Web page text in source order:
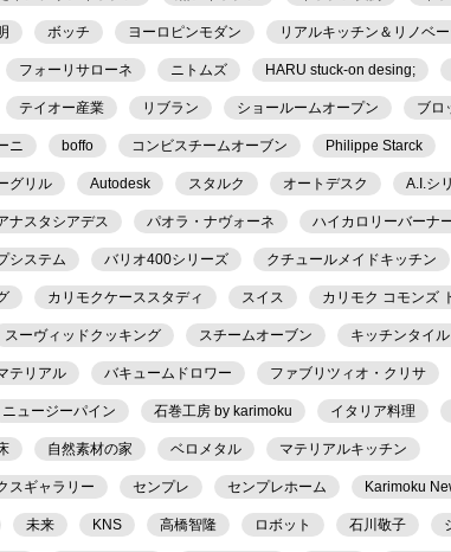
ボッチ ヨーロピンモダン リアルキッチン＆リノベ
フォーリサローネ ニトムズ HARU stuck-on desing;
テイオー産業 リブラン ショールームオープン ブロ
ニ boffo コンビスチームオーブン Philippe Starck
グリル Autodesk スタルク オートデスク A.I.シ
ナスタシアデス パオラ・ナヴォーネ ハイカロリーバーナ
システム バリオ400シリーズ クチュールメイドキッチン
カリモクケーススタディ スイス カリモク コモンズ
スーヴィッドクッキング スチームオーブン キッチンタイル
テリアル バキュームドロワー ファブリツィオ・クリサ
ニュージーパイン 石巻工房 by karimoku イタリア料理
自然素材の家 ベロメタル マテリアルキッチン
スギャラリー センプレ センプレホーム Karimoku
未来 KNS 高橋智隆 ロボット 石川敬子